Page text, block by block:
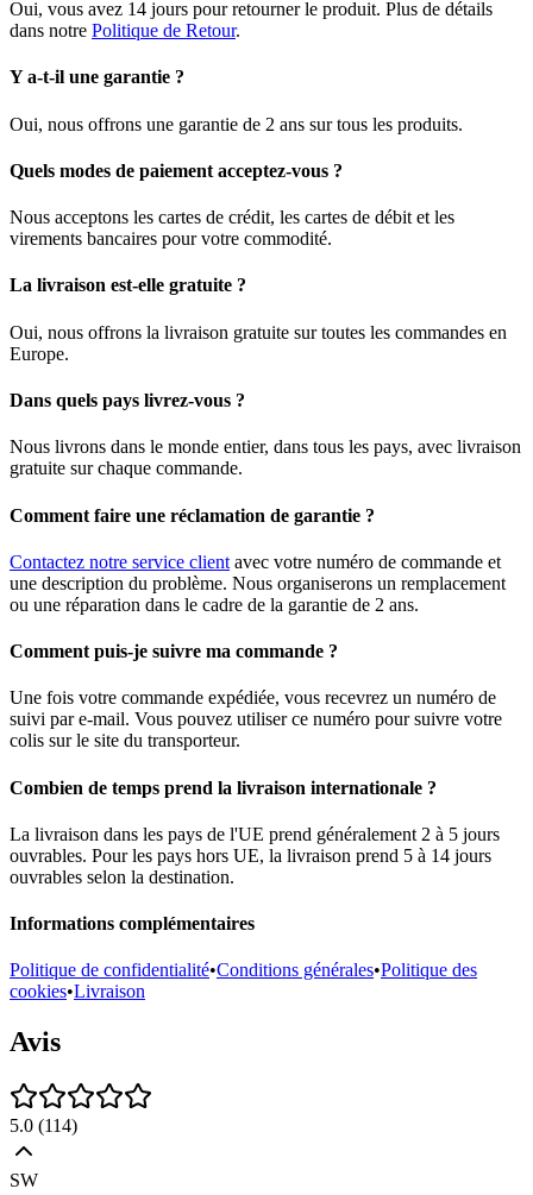
Oui, vous avez 14 jours pour retourner le produit. Plus de détails
dans notre Politique de Retour.
Y a-t-il une garantie ?
Oui, nous offrons une garantie de 2 ans sur tous les produits.
Quels modes de paiement acceptez-vous ?
Nous acceptons les cartes de crédit, les cartes de débit et les
virements bancaires pour votre commodité.
La livraison est-elle gratuite ?
Oui, nous offrons la livraison gratuite sur toutes les commandes en
Europe.
Dans quels pays livrez-vous ?
Nous livrons dans le monde entier, dans tous les pays, avec livraison
gratuite sur chaque commande.
Comment faire une réclamation de garantie ?
Contactez notre service client avec votre numéro de commande et
une description du problème. Nous organiserons un remplacement
ou une réparation dans le cadre de la garantie de 2 ans.
Comment puis-je suivre ma commande ?
Une fois votre commande expédiée, vous recevrez un numéro de
suivi par e-mail. Vous pouvez utiliser ce numéro pour suivre votre
colis sur le site du transporteur.
Combien de temps prend la livraison internationale ?
La livraison dans les pays de l'UE prend généralement 2 à 5 jours
ouvrables. Pour les pays hors UE, la livraison prend 5 à 14 jours
ouvrables selon la destination.
Informations complémentaires
Politique de confidentialité•Conditions générales•Politique des
cookies•Livraison
Avis
5.0 (114)
SW